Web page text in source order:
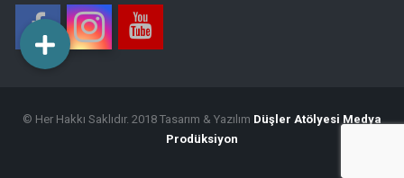
© Her Hakkı Saklıdır. 2018 Tasarım & Yazılım Düşler Atölyesi Medya
Prodüksiyon